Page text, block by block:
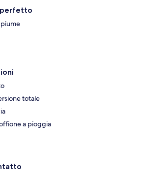
perfetto
totale
a pioggia